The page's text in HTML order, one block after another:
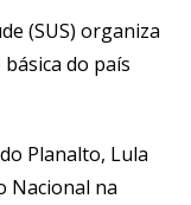
(SUS) organiza
do país
Planalto, Lula
Nacional na